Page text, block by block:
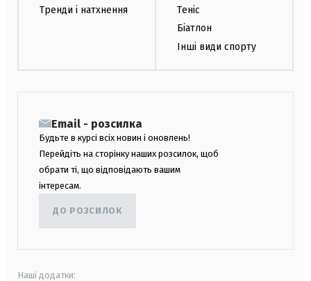
Тренди і натхнення
Теніс
Біатлон
Інші види спорту
Email - розсилка
Будьте в курсі всіх новин і оновлень!
Перейдіть на сторінку наших розсилок, щоб
обрати ті, що відповідають вашим
інтересам.
ДО РОЗСИЛОК
Наші додатки: